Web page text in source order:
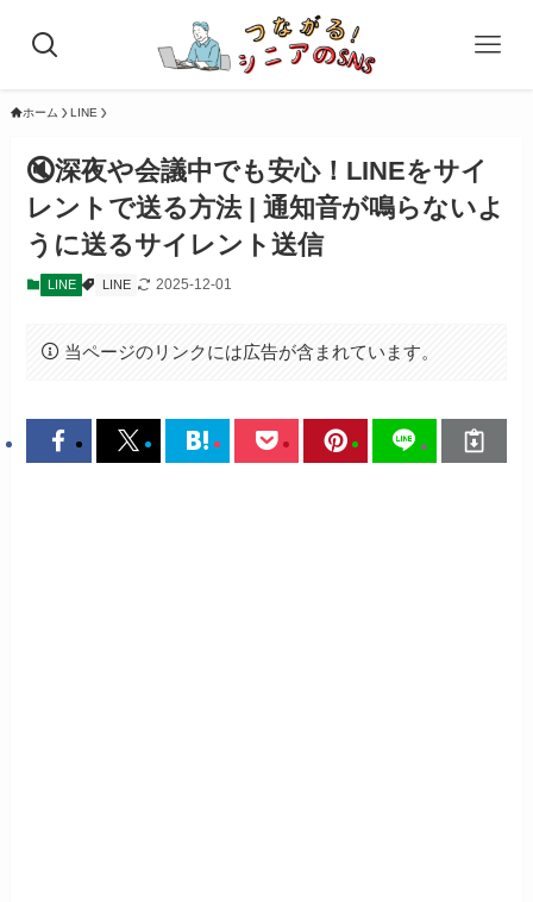
ホーム LINE
🔇深夜や会議中でも安心！LINEをサイ
レントで送る方法 | 通知音が鳴らないよ
うに送るサイレント送信
LINE LINE 2025-12-01
当ページのリンクには広告が含まれています。